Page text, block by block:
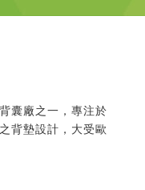
囊廠之一，專注於
背墊設計，大受歐